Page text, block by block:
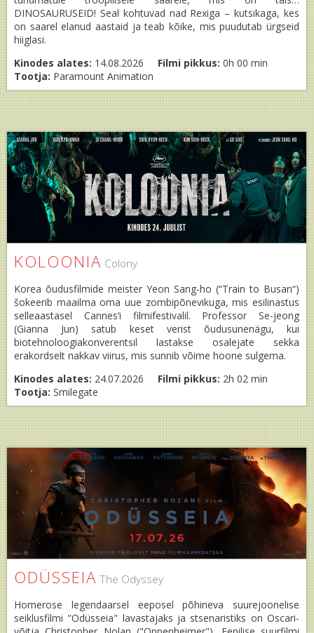
DINOSAURUSEID! Seal kohtuvad nad Rexiga – kutsikaga, kes
on saarel elanud aastaid ja teab kõike, mis puudutab ürgseid
hiiglasi.
Kinodes alates: 14.08.2026 Filmi pikkus: 0h 00 min
Tootja: Paramount Animation
KOLOONIA Colony
Korea õudusfilmide meister Yeon Sang-ho (“Train to Busan“)
šokeerib maailma oma uue zombipõnevikuga, mis esilinastus
selleaastasel Cannes’i filmifestivalil. Professor Se-jeong
(Gianna Jun) satub keset verist õudusunenägu, kui
biotehnoloogiakonverentsil lastakse osalejate sekka
erakordselt nakkav viirus, mis sunnib võime hoone sulgema.
Kinodes alates: 24.07.2026 Filmi pikkus: 2h 02 min
Tootja: Smilegate
ODÜSSEIA The Odyssey
Homerose legendaarsel eeposel põhineva suurejoonelise
seiklusfilmi "Odüsseia" lavastajaks ja stsenaristiks on Oscari-